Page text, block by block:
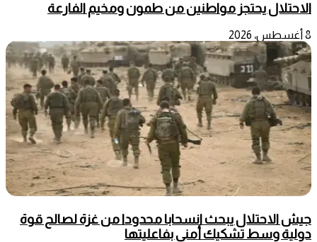
الاحتلال يحتجز مواطنين من طمون ومخيم الفارعة
8 أغسطس، 2026
جيش الاحتلال يبحث انسحابا محدودا من غزة لصالح قوة
دولية وسط تشكيك أمني بفاعليتها